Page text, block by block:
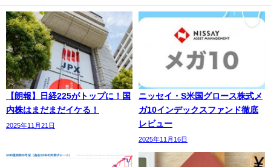
【朗報】日経225がトップに！国
内株はまだまだイケる！
2025年11月21日
ニッセイ・S米国グロース株式メ
ガ10インデックスファンド徹底
レビュー
2025年11月16日